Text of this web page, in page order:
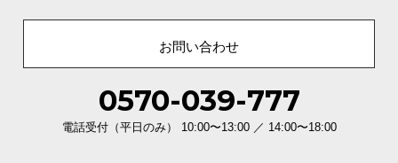
お問い合わせ
0570-039-777
電話受付（平日のみ） 10:00〜13:00 ／ 14:00〜18:00